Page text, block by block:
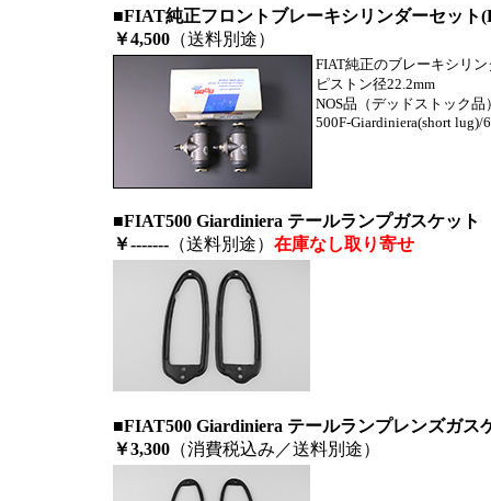
■FIAT純正フロントブレーキシリンダーセット
￥4,500（送料別途）
FIAT純正のブレーキシリ
ピストン径22.2mm
NOS品（デッドストック品
500F-Giardiniera(short lug)/
■FIAT500 Giardiniera テールランプガスケット
￥-------（送料別途） 在庫なし取り寄せ
■FIAT500 Giardiniera テールランプレンズガス
￥3,300（消費税込み／送料別途）